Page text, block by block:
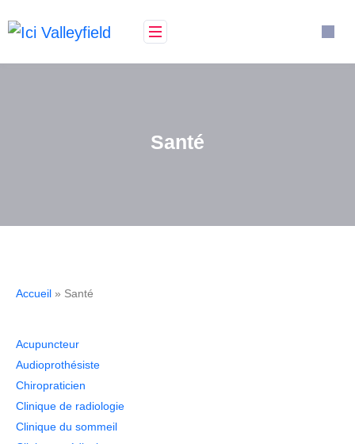
Santé
Accueil » Santé
Acupuncteur
Audioprothésiste
Chiropraticien
Clinique de radiologie
Clinique du sommeil